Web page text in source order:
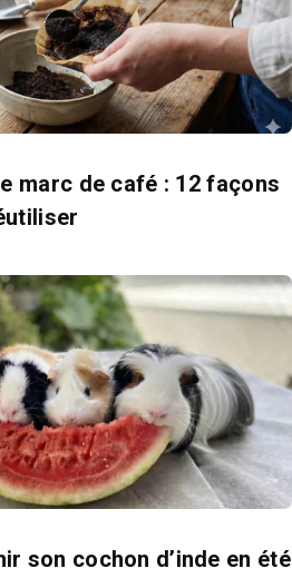
marc de café : 12 façons
son cochon d’inde en été